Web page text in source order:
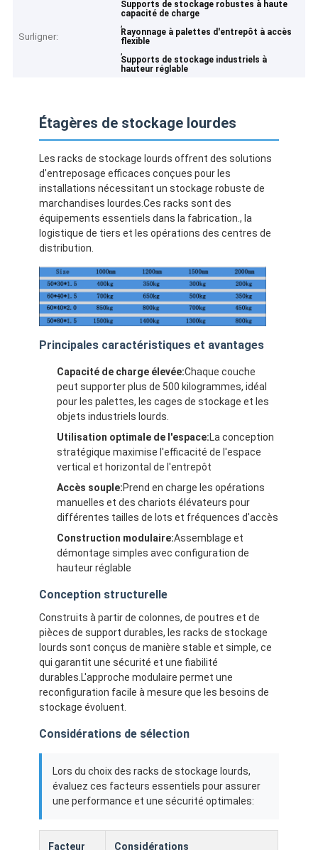
À la maison
Produits
Vidéos
Surligner:
Supports de stockage robustes à haute
capacité de charge
,
Rayonnage à palettes d'entrepôt à accès
flexible
,
Supports de stockage industriels à
hauteur réglable
Étagères de stockage lourdes
Les racks de stockage lourds offrent des solutions
d'entreposage efficaces conçues pour les
installations nécessitant un stockage robuste de
marchandises lourdes.Ces racks sont des
équipements essentiels dans la fabrication., la
logistique de tiers et les opérations des centres de
distribution.
Principales caractéristiques et avantages
Capacité de charge élevée:Chaque couche
peut supporter plus de 500 kilogrammes, idéal
pour les palettes, les cages de stockage et les
objets industriels lourds.
Utilisation optimale de l'espace:La conception
stratégique maximise l'efficacité de l'espace
vertical et horizontal de l'entrepôt
Accès souple:Prend en charge les opérations
manuelles et des chariots élévateurs pour
différentes tailles de lots et fréquences d'accès
Construction modulaire:Assemblage et
démontage simples avec configuration de
hauteur réglable
Conception structurelle
Construits à partir de colonnes, de poutres et de
pièces de support durables, les racks de stockage
lourds sont conçus de manière stable et simple, ce
qui garantit une sécurité et une fiabilité
durables.L'approche modulaire permet une
reconfiguration facile à mesure que les besoins de
stockage évoluent.
Considérations de sélection
Lors du choix des racks de stockage lourds,
évaluez ces facteurs essentiels pour assurer
une performance et une sécurité optimales:
Facteur Considérations